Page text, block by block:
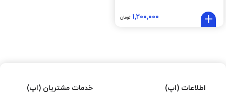
۱,۲۰۰,۰۰۰ تومان
اطلاعات (اپ) خدمات مشتریان (اپ)